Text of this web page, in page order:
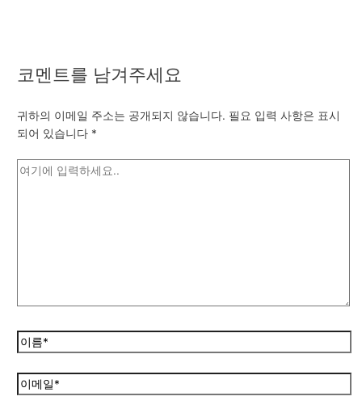
코멘트를 남겨주세요
귀하의 이메일 주소는 공개되지 않습니다. 필요 입력 사항은 표시
되어 있습니다 *